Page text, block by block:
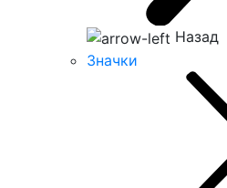
Назад
Значки